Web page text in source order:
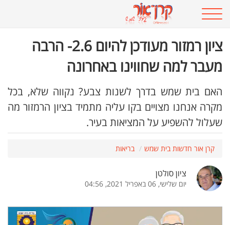
ציון רמזור מעודכן להיום 2.6- הרבה
מעבר למה שחווינו באחרונה
האם בית שמש בדרך לשנות צבע? נקווה שלא, בכל
מקרה אנחנו מצויים בקו עליה מתמיד בציון הרמזור מה
שעלול להשפיע על המציאות בעיר.
קרן אור חדשות בית שמש בריאות
ציון סולטן
יום שלישי, 06 באפריל 2021, 04:56